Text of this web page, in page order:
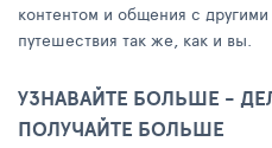
контентом и общения с
путешествия так же, как и вы.
УЗНАВАЙТЕ БОЛЬШЕ -
ПОЛУЧАЙТЕ БОЛЬШЕ